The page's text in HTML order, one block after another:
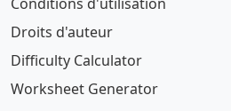
Droits d'auteur
Difficulty Calculator
Worksheet Generator